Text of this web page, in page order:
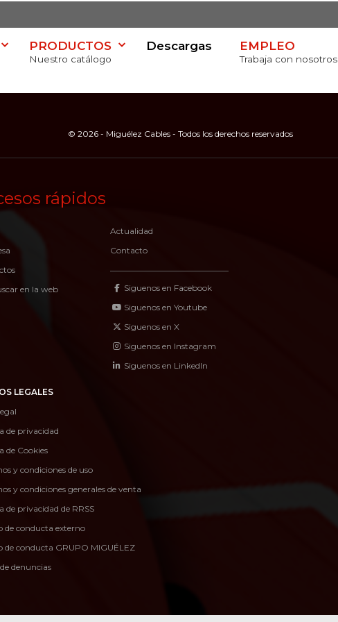
PRODUCTOS
Nuestro catálogo
Descargas EMPLEO
Trabaja con nosotros
© 2026 - Miguélez Cables - Todos los derechos reservados
rápidos
en la web
Actualidad
Contacto
Siguenos en Facebook
Siguenos en Youtube
Siguenos en X
Siguenos en Instagram
Siguenos en LinkedIn
LEGALES
de privacidad
de Cookies
y condiciones de uso
y condiciones generales de venta
de privacidad de RRSS
de conducta externo
de conducta GRUPO MIGUÉLEZ
denuncias